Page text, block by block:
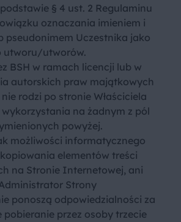
§ 4 ust. 2 Regulaminu
oznaczania imieniem i
pseudonimem Uczestnika jako
utworu/utworów.
BSH w ramach licencji lub w
autorskich praw majątkowych
rodzi po stronie Właściciela
na żadnym z pól
powyżej.
możliwości informatycznego
elementów treści
na Stronie Internetowej, ani
Strony
ponoszą odpowiedzialności za
pobieranie przez osoby trzecie